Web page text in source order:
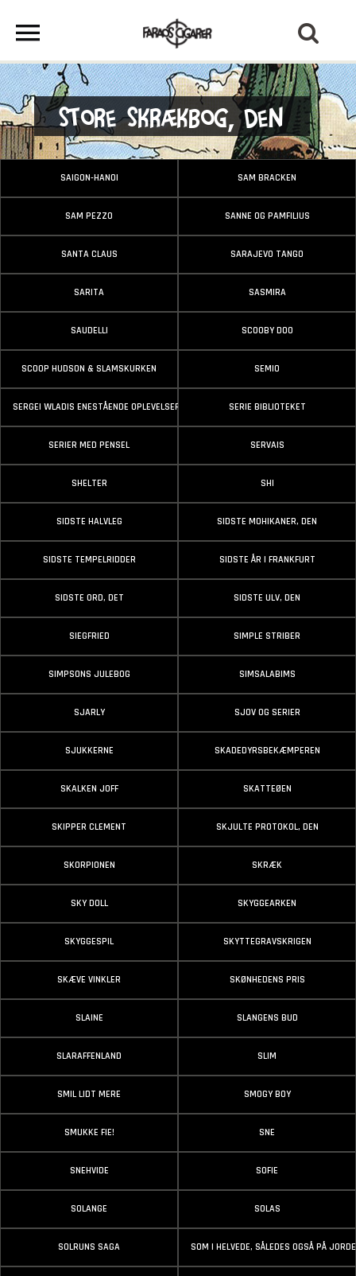
Store Skrækbog, Den
SAIGON-HANOI SAM BRACKEN
SAM PEZZO SANNE OG PAMFILIUS
SANTA CLAUS SARAJEVO TANGO
SARITA SASMIRA
SAUDELLI SCOOBY DOO
SCOOP HUDSON & SLAMSKURKEN SEMIO
SERGEI WLADIS ENESTÅENDE OPLEVELSER SERIE BIBLIOTEKET
SERIER MED PENSEL SERVAIS
SHELTER SHI
SIDSTE HALVLEG SIDSTE MOHIKANER, DEN
SIDSTE TEMPELRIDDER SIDSTE ÅR I FRANKFURT
SIDSTE ORD, DET SIDSTE ULV, DEN
SIEGFRIED SIMPLE STRIBER
SIMPSONS JULEBOG SIMSALABIMS
SJARLY SJOV OG SERIER
SJUKKERNE SKADEDYRSBEKÆMPEREN
SKALKEN JOFF SKATTEØEN
SKIPPER CLEMENT SKJULTE PROTOKOL, DEN
SKORPIONEN SKRÆK
SKY DOLL SKYGGEARKEN
SKYGGESPIL SKYTTEGRAVSKRIGEN
SKÆVE VINKLER SKØNHEDENS PRIS
SLAINE SLANGENS BUD
SLARAFFENLAND SLIM
SMIL LIDT MERE SMOGY BOY
SMUKKE FIE! SNE
SNEHVIDE SOFIE
SOLANGE SOLAS
SOLRUNS SAGA SOM I HELVEDE, SÅLEDES OGSÅ PÅ